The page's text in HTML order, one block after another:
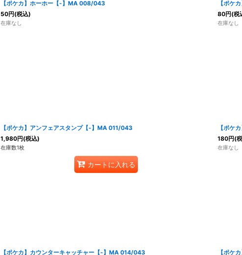
【ポケカ】ホーホー【-】MA 008/043
50円(税込)
在庫なし
【ポケ
80円(税
在庫なし
【ポケカ】アンフェアスタンプ【-】MA 011/043
1,980円(税込)
在庫数1枚
カートに入れる
【ポケ
180円(
在庫なし
【ポケカ】カウンターキャッチャー【-】MA 014/043
【ポケ